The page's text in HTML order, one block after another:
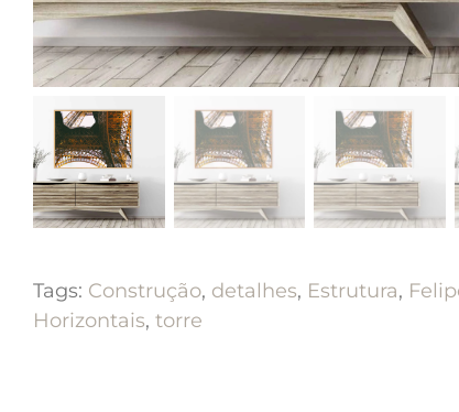
Tags: Construção, detalhes, Estrutura,
Horizontais, torre